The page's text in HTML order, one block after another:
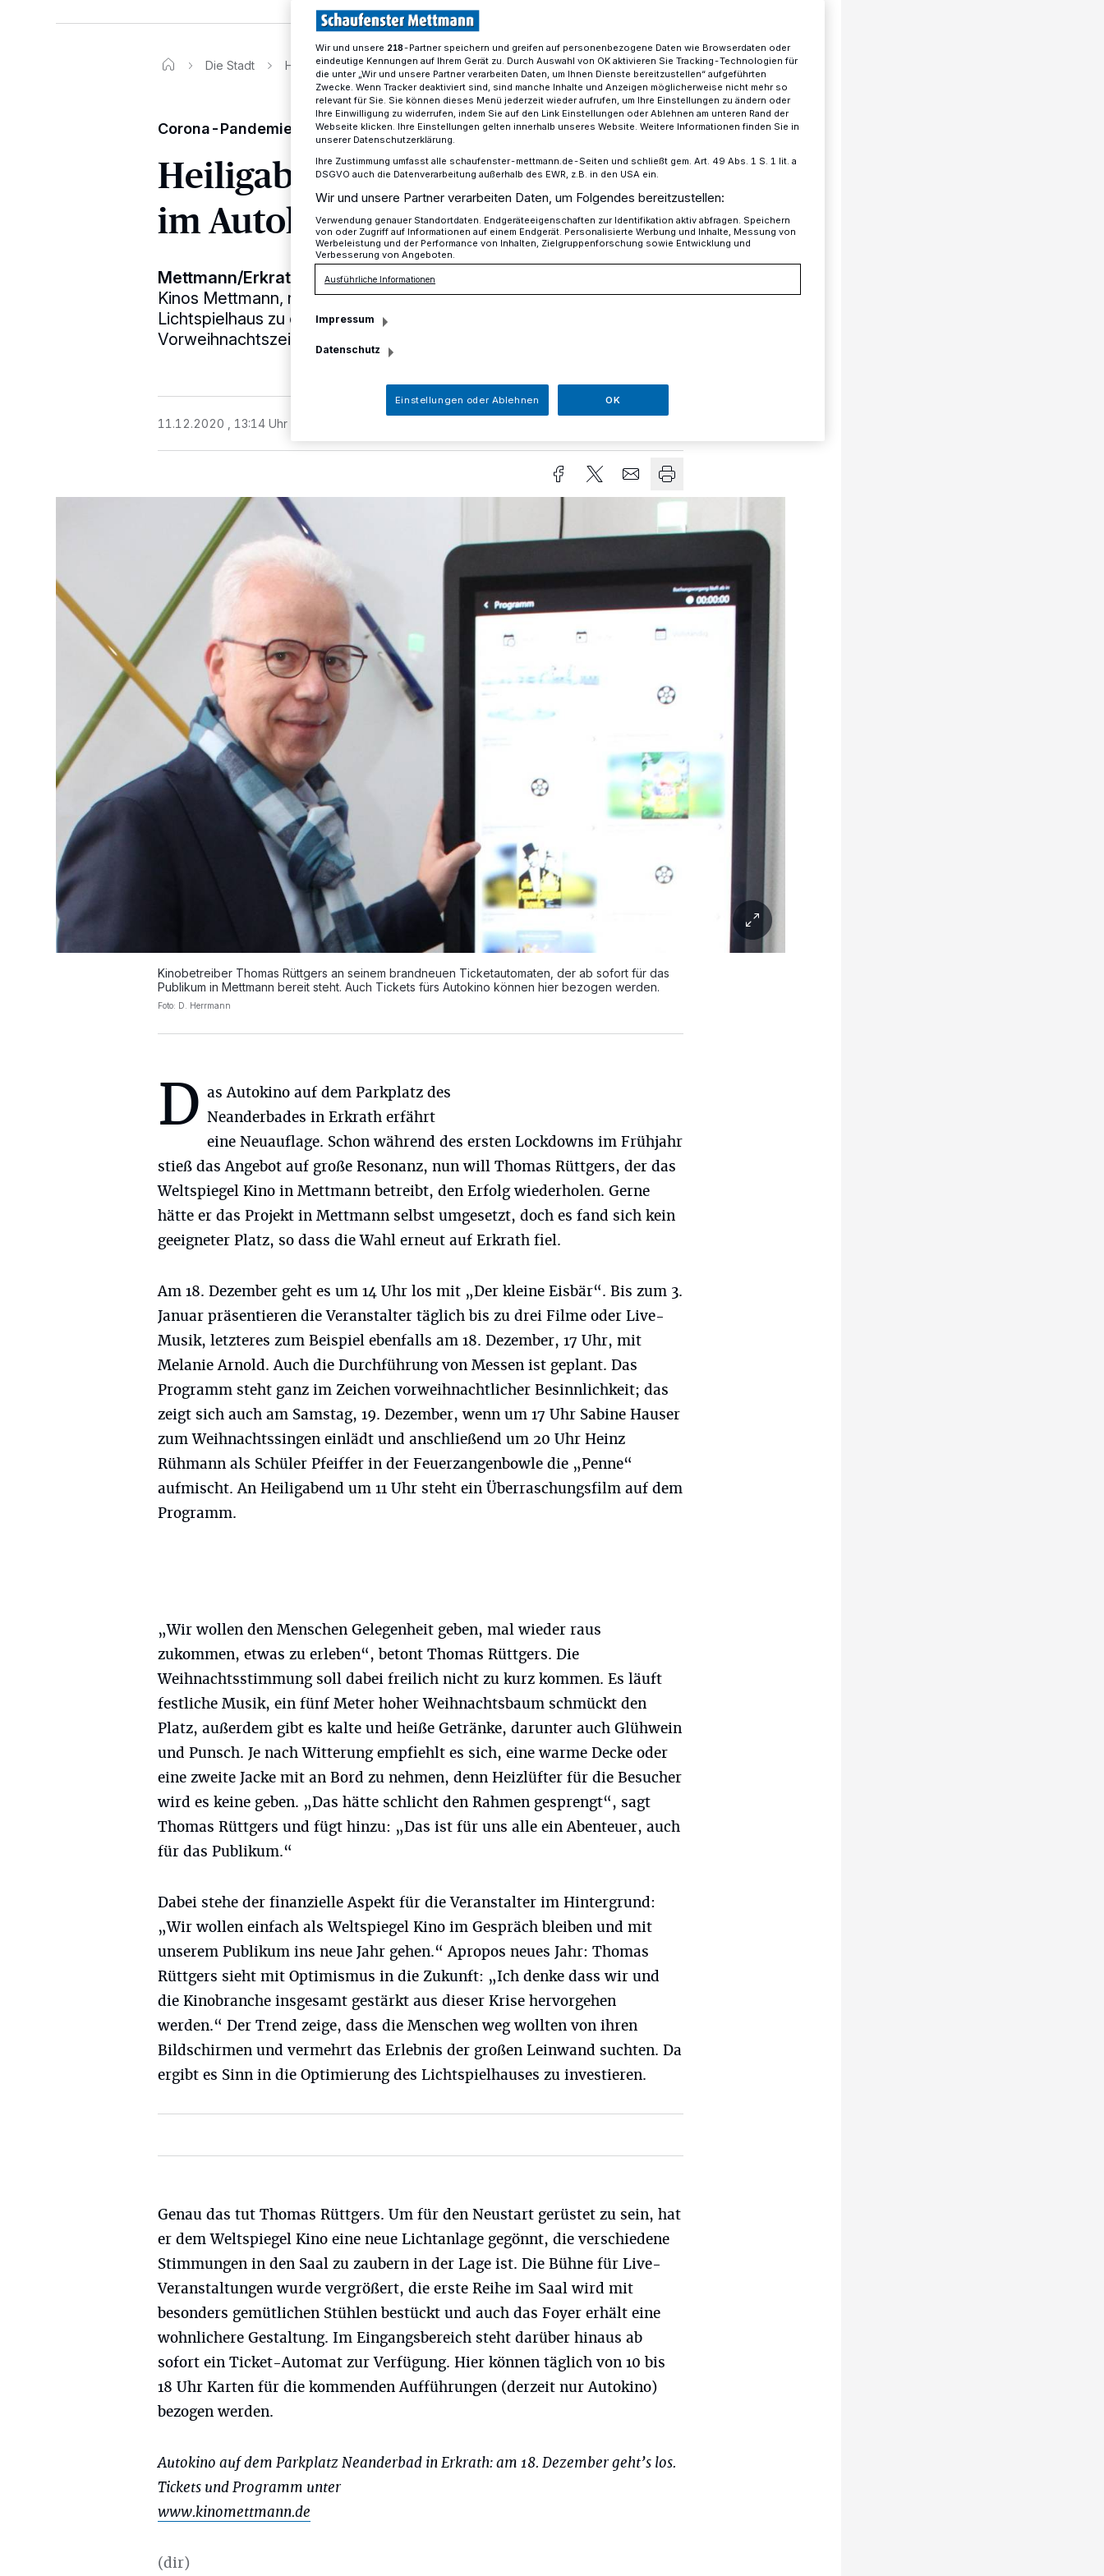
Die Stadt Heiligabend mit Überraschung im Autokino
Corona-Pandemie
Heiligabend mit Überraschung
im Autokino
Mettmann/Erkrath
Thomas Rüttgers, Betreiber des Weltspiegel
Kinos Mettmann, nutzt die Zeit des Lockdowns, um sein
Lichtspielhaus zu optimieren. Aber nicht nur das. Zur
Vorweihnachtszeit präsentiert er eine ganz besondere Überraschung.
11.12.2020 , 13:14 Uhr
Kinobetreiber Thomas Rüttgers an seinem brandneuen Ticketautomaten, der ab sofort für das
Publikum in Mettmann bereit steht. Auch Tickets fürs Autokino können hier bezogen werden.
Foto: D. Herrmann
D as Autokino auf dem Parkplatz des
Neanderbades in Erkrath erfährt
eine Neuauflage. Schon während des ersten Lockdowns im Frühjahr
stieß das Angebot auf große Resonanz, nun will Thomas Rüttgers, der das
Weltspiegel Kino in Mettmann betreibt, den Erfolg wiederholen. Gerne
hätte er das Projekt in Mettmann selbst umgesetzt, doch es fand sich kein
geeigneter Platz, so dass die Wahl erneut auf Erkrath fiel.
Am 18. Dezember geht es um 14 Uhr los mit „Der kleine Eisbär“. Bis zum 3.
Januar präsentieren die Veranstalter täglich bis zu drei Filme oder Live-
Musik, letzteres zum Beispiel ebenfalls am 18. Dezember, 17 Uhr, mit
Melanie Arnold. Auch die Durchführung von Messen ist geplant. Das
Programm steht ganz im Zeichen vorweihnachtlicher Besinnlichkeit; das
zeigt sich auch am Samstag, 19. Dezember, wenn um 17 Uhr Sabine Hauser
zum Weihnachtssingen einlädt und anschließend um 20 Uhr Heinz
Rühmann als Schüler Pfeiffer in der Feuerzangenbowle die „Penne“
aufmischt. An Heiligabend um 11 Uhr steht ein Überraschungsfilm auf dem
Programm.
„Wir wollen den Menschen Gelegenheit geben, mal wieder raus
zukommen, etwas zu erleben“, betont Thomas Rüttgers. Die
Weihnachtsstimmung soll dabei freilich nicht zu kurz kommen. Es läuft
festliche Musik, ein fünf Meter hoher Weihnachtsbaum schmückt den
Platz, außerdem gibt es kalte und heiße Getränke, darunter auch Glühwein
und Punsch. Je nach Witterung empfiehlt es sich, eine warme Decke oder
eine zweite Jacke mit an Bord zu nehmen, denn Heizlüfter für die Besucher
wird es keine geben. „Das hätte schlicht den Rahmen gesprengt“, sagt
Thomas Rüttgers und fügt hinzu: „Das ist für uns alle ein Abenteuer, auch
für das Publikum.“
Dabei stehe der finanzielle Aspekt für die Veranstalter im Hintergrund:
„Wir wollen einfach als Weltspiegel Kino im Gespräch bleiben und mit
unserem Publikum ins neue Jahr gehen.“ Apropos neues Jahr: Thomas
Rüttgers sieht mit Optimismus in die Zukunft: „Ich denke dass wir und
die Kinobranche insgesamt gestärkt aus dieser Krise hervorgehen
werden.“ Der Trend zeige, dass die Menschen weg wollten von ihren
Bildschirmen und vermehrt das Erlebnis der großen Leinwand suchten. Da
ergibt es Sinn in die Optimierung des Lichtspielhauses zu investieren.
Genau das tut Thomas Rüttgers. Um für den Neustart gerüstet zu sein, hat
er dem Weltspiegel Kino eine neue Lichtanlage gegönnt, die verschiedene
Stimmungen in den Saal zu zaubern in der Lage ist. Die Bühne für Live-
Veranstaltungen wurde vergrößert, die erste Reihe im Saal wird mit
besonders gemütlichen Stühlen bestückt und auch das Foyer erhält eine
wohnlichere Gestaltung. Im Eingangsbereich steht darüber hinaus ab
sofort ein Ticket-Automat zur Verfügung. Hier können täglich von 10 bis
18 Uhr Karten für die kommenden Aufführungen (derzeit nur Autokino)
bezogen werden.
Autokino auf dem Parkplatz Neanderbad in Erkrath: am 18. Dezember geht’s los.
Tickets und Programm unter
www.kinomettmann.de
(dir)
Wir und unsere 218-Partner speichern und greifen auf personenbezogene Daten wie Browserdaten oder
eindeutige Kennungen auf Ihrem Gerät zu. Durch Auswahl von OK aktivieren Sie Tracking-Technologien für
die unter „Wir und unsere Partner verarbeiten Daten, um Ihnen Dienste bereitzustellen“ aufgeführten
Zwecke. Wenn Tracker deaktiviert sind, sind manche Inhalte und Anzeigen möglicherweise nicht mehr so
relevant für Sie. Sie können dieses Menü jederzeit wieder aufrufen, um Ihre Einstellungen zu ändern oder
Ihre Einwilligung zu widerrufen, indem Sie auf den Link Einstellungen oder Ablehnen am unteren Rand der
Webseite klicken. Ihre Einstellungen gelten innerhalb unseres Website. Weitere Informationen finden Sie in
unserer Datenschutzerklärung.
Ihre Zustimmung umfasst alle schaufenster-mettmann.de-Seiten und schließt gem. Art. 49 Abs. 1 S. 1 lit. a
DSGVO auch die Datenverarbeitung außerhalb des EWR, z.B. in den USA ein.
Wir und unsere Partner verarbeiten Daten, um Folgendes bereitzustellen:
Verwendung genauer Standortdaten. Endgeräteeigenschaften zur Identifikation aktiv abfragen. Speichern
von oder Zugriff auf Informationen auf einem Endgerät. Personalisierte Werbung und Inhalte, Messung von
Werbeleistung und der Performance von Inhalten, Zielgruppenforschung sowie Entwicklung und
Verbesserung von Angeboten.
Ausführliche Informationen
Impressum
Datenschutz
Einstellungen oder Ablehnen OK